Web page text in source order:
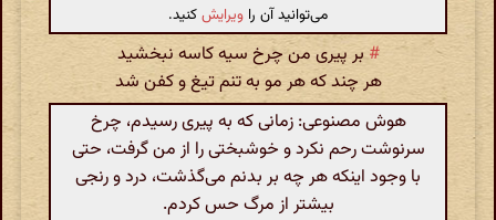
می‌توانید آن را ویرایشکنید.
#بر پیری من چرخ سیه کاسه نبخشید
هر چند که هر مو به تنم تیغ و کفن شد
هوش مصنوعی: زمانی که به پیری رسیدم، چرخ
سرنوشت رحم نکرد و خوشبختی را از من گرفت، حتی
با وجود اینکه هر چه بر بدنم می‌گذشت، درد و رنجی
بیشتر از مرگ حس کردم.